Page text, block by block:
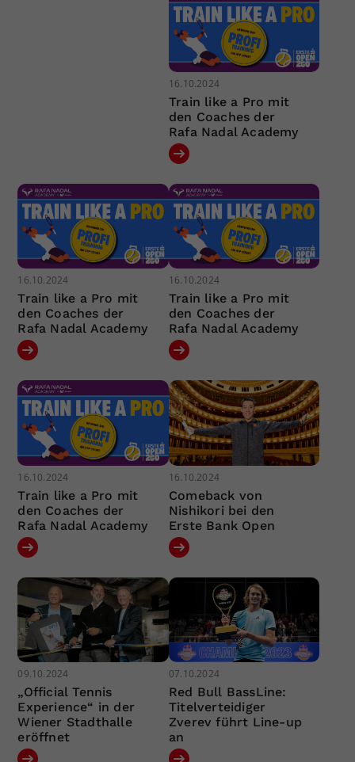
16.10.2024
Train like a Pro mit
den Coaches der
Rafa Nadal Academy
16.10.2024
Train like a Pro mit
den Coaches der
Rafa Nadal Academy
16.10.2024
Train like a Pro mit
den Coaches der
Rafa Nadal Academy
16.10.2024
Train like a Pro mit
den Coaches der
Rafa Nadal Academy
16.10.2024
Comeback von
Nishikori bei den
Erste Bank Open
09.10.2024
„Official Tennis
Experience“ in der
Wiener Stadthalle
eröffnet
07.10.2024
Red Bull BassLine:
Titelverteidiger
Zverev führt Line-up
an